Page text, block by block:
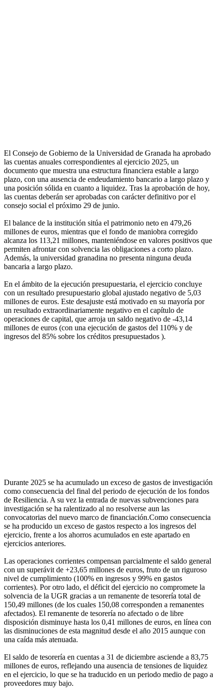
El Consejo de Gobierno de la Universidad de Granada ha aprobado
las cuentas anuales correspondientes al ejercicio 2025, un
documento que muestra una estructura financiera estable a largo
plazo, con una ausencia de endeudamiento bancario a largo plazo y
una posición sólida en cuanto a liquidez. Tras la aprobación de hoy,
las cuentas deberán ser aprobadas con carácter definitivo por el
consejo social el próximo 29 de junio.
El balance de la institución sitúa el patrimonio neto en 479,26
millones de euros, mientras que el fondo de maniobra corregido
alcanza los 113,21 millones, manteniéndose en valores positivos que
permiten afrontar con solvencia las obligaciones a corto plazo.
Además, la universidad granadina no presenta ninguna deuda
bancaria a largo plazo.
En el ámbito de la ejecución presupuestaria, el ejercicio concluye
con un resultado presupuestario global ajustado negativo de 5,03
millones de euros. Este desajuste está motivado en su mayoría por
un resultado extraordinariamente negativo en el capítulo de
operaciones de capital, que arroja un saldo negativo de -43,14
millones de euros (con una ejecución de gastos del 110% y de
ingresos del 85% sobre los créditos presupuestados ).
Durante 2025 se ha acumulado un exceso de gastos de investigación
como consecuencia del final del periodo de ejecución de los fondos
de Resiliencia. A su vez la entrada de nuevas subvenciones para
investigación se ha ralentizado al no resolverse aun las
convocatorias del nuevo marco de financiación.Como consecuencia
se ha producido un exceso de gastos respecto a los ingresos del
ejercicio, frente a los ahorros acumulados en este apartado en
ejercicios anteriores.
Las operaciones corrientes compensan parcialmente el saldo general
con un superávit de +23,65 millones de euros, fruto de un riguroso
nivel de cumplimiento (100% en ingresos y 99% en gastos
corrientes). Por otro lado, el déficit del ejercicio no compromete la
solvencia de la UGR gracias a un remanente de tesorería total de
150,49 millones (de los cuales 150,08 corresponden a remanentes
afectados). El remanente de tesorería no afectado o de libre
disposición disminuye hasta los 0,41 millones de euros, en línea con
las disminuciones de esta magnitud desde el año 2015 aunque con
una caída más atenuada.
El saldo de tesorería en cuentas a 31 de diciembre asciende a 83,75
millones de euros, reflejando una ausencia de tensiones de liquidez
en el ejercicio, lo que se ha traducido en un periodo medio de pago a
proveedores muy bajo.